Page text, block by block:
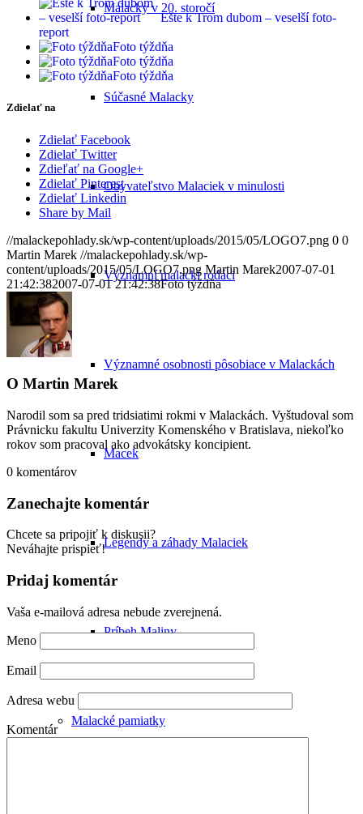
Malacky v 20. storočí
Súčasné Malacky
Obyvateľstvo Malaciek v minulosti
Významní malackí rodáci
Významné osobnosti pôsobiace v Malackách
Macek
Legendy a záhady Malaciek
Príbeh Maliny
Malacké pamiatky
Ešte k Trom dubom – veselší foto-
report
Foto týždňa
Foto týždňa
Foto týždňa
Zdielať na
Zdielať Facebook
Zdielať Twitter
Zdieľať na Google+
Zdielať Pinterest
Zdielať Linkedin
Share by Mail
//malackepohlady.sk/wp-content/uploads/2015/05/LOGO7.png 0 0
Martin Marek //malackepohlady.sk/wp-
content/uploads/2015/05/LOGO7.png Martin Marek2007-07-01
21:42:382007-07-01 21:42:38Foto týždňa
O Martin Marek
Narodil som sa pred tridsiatimi rokmi v Malackách. Vyštudoval som
Právnicku fakultu Univerzity Komenského v Bratislava, niekoľko
rokov som pracoval ako advokátsky koncipient.
0 komentárov
Zanechajte komentár
Chcete sa pripojiť k diskusii?
Neváhajte prispieť!
Pridaj komentár
Vaša e-mailová adresa nebude zverejnená.
Meno
Email
Adresa webu
Komentár